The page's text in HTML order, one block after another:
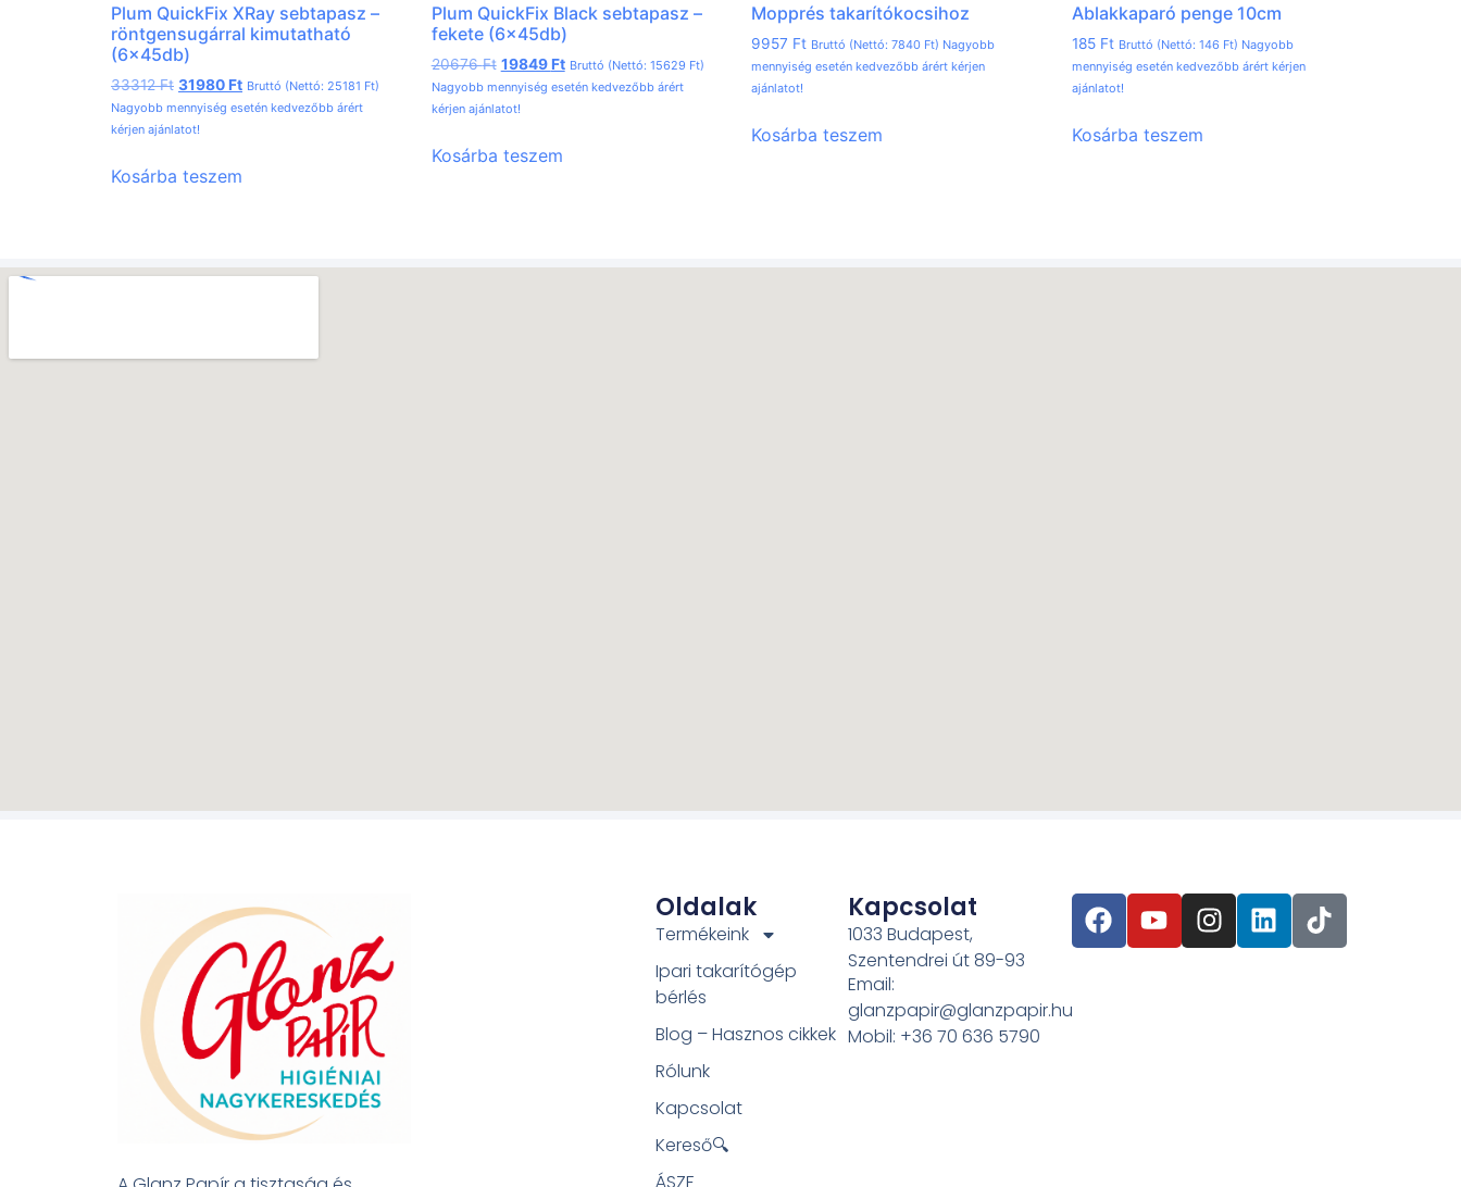
Plum QuickFix XRay sebtapasz –
röntgensugárral kimutatható
(6x45db)
33312Ft 31980Ft Bruttó (Nettó: 25181 Ft)
Nagyobb mennyiség esetén kedvezőbb árért
kérjen ajánlatot!
Kosárba teszem
Plum QuickFix Black sebtapasz –
fekete (6x45db)
20676Ft 19849Ft Bruttó (Nettó: 15629 Ft)
Nagyobb mennyiség esetén kedvezőbb árért
kérjen ajánlatot!
Kosárba teszem
Mopprés takarítókocsihoz
9957 Ft Bruttó (Nettó:7840 Ft) Nagyobb
mennyiség esetén kedvezőbb árért kérjen
ajánlatot!
Kosárba teszem
Ablakkaparó penge 10cm
185 Ft Bruttó (Nettó:146 Ft) Nagyobb
mennyiség esetén kedvezőbb árért kérjen
ajánlatot!
Kosárba teszem
Oldalak
Termékeink
Ipari takarítógép
bérlés
Blog – Hasznos cikkek
Rólunk
Kapcsolat
Kereső🔍
ÁSZF
Kapcsolat
1033 Budapest,
Szentendrei út 89-93
Email:
glanzpapir@glanzpapir.hu
Mobil: +36 70 636 5790